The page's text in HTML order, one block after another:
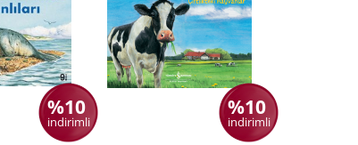
%10
indirimli
%10
indirimli